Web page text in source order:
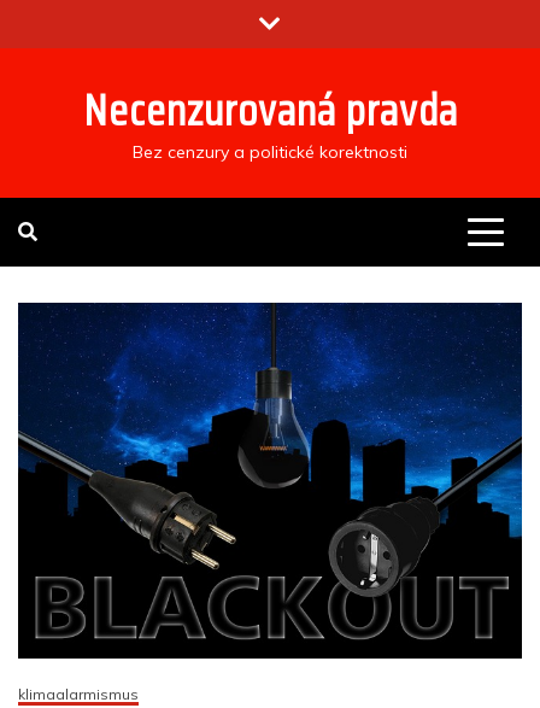
to
Necenzurovaná pravda
Bez cenzury a politické korektnosti
klimaalarmismus